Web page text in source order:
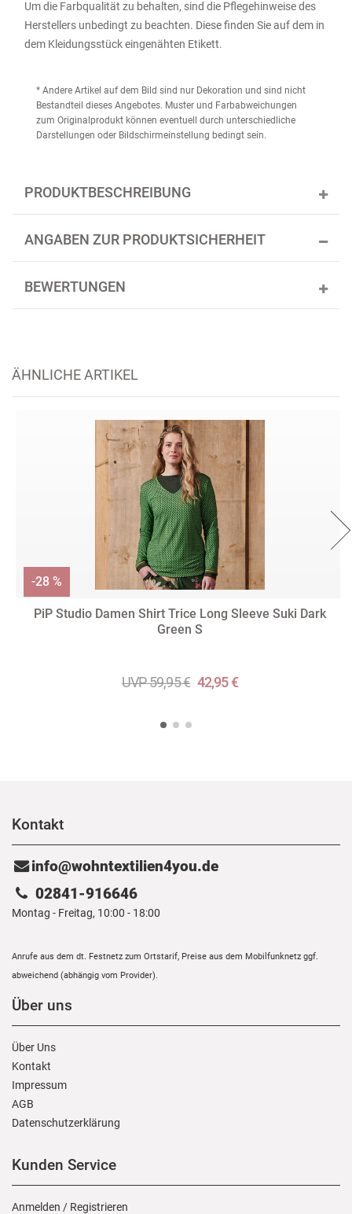
Um die Farbqualität zu behalten, sind die Pflegehinweise des
Herstellers unbedingt zu beachten. Diese finden Sie auf dem in
dem Kleidungsstück eingenähten Etikett.
* Andere Artikel auf dem Bild sind nur Dekoration und sind nicht
Bestandteil dieses Angebotes. Muster und Farbabweichungen
zum Originalprodukt können eventuell durch unterschiedliche
Darstellungen oder Bildschirmeinstellung bedingt sein.
PRODUKTBESCHREIBUNG
ANGABEN ZUR PRODUKTSICHERHEIT
BEWERTUNGEN
ÄHNLICHE ARTIKEL
PiP Studio Damen Shirt Trice Long Sleeve Suki Dark
Green S
UVP 59,95 € 42,95 €
-28 %
Kontakt
info@wohntextilien4you.de
02841-916646
Montag - Freitag, 10:00 - 18:00
Anrufe aus dem dt. Festnetz zum Ortstarif, Preise aus dem Mobilfunknetz ggf.
abweichend (abhängig vom Provider).
Über uns
Über Uns
Kontakt
Impressum
AGB
Daten­schutz­erklärung
Kunden Service
Anmelden / Registrieren